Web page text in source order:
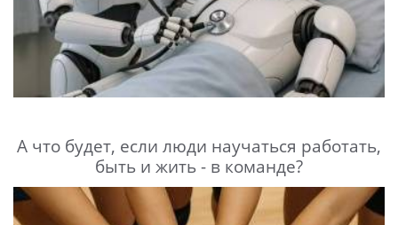
А что будет, если люди научаться работать,
быть и жить - в команде?